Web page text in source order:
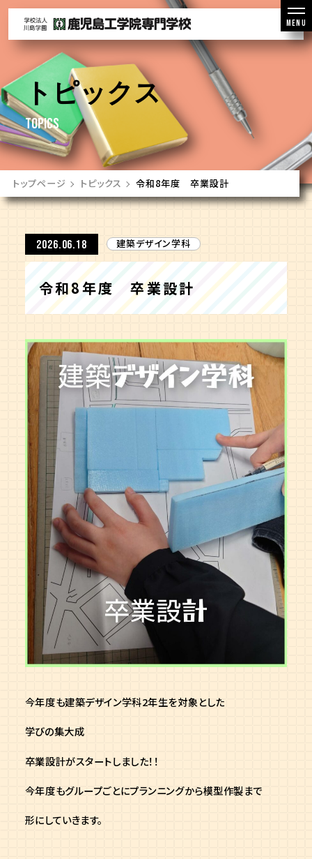
MENU
トピックス
TOPICS
トップページ トピックス 令和8年度 卒業設計
2026.06.18 建築デザイン学科
令和8年度 卒業設計
今年度も建築デザイン学科2年生を対象とした
学びの集大成
卒業設計がスタートしました！！
今年度もグループごとにプランニングから模型作製まで
形にしていきます。